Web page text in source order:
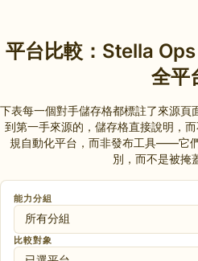
平台比較：Stella
全平
下表每一個對手儲存格都標註了來源頁
到第一手來源的，儲存格直接說明，
規自動化平台，而非發布工具——它
別，而不是被掩
能力分組
比較對象